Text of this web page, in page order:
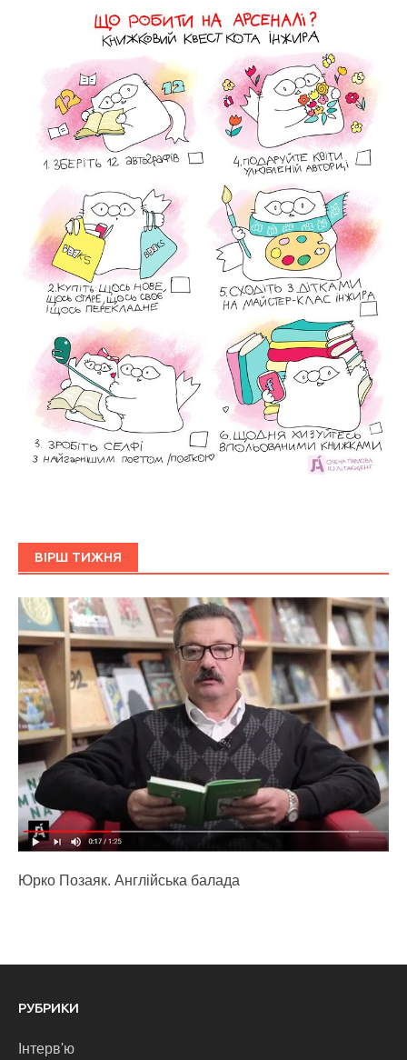
ВІРШ ТИЖНЯ
Юрко Позаяк. Англійська балада
РУБРИКИ
Інтерв'ю